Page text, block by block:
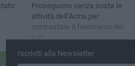
Proseguono senza sosta le
attività dell’Arma per
contrastare il fenomeno dei
furti
Iscriviti alla Newsletter